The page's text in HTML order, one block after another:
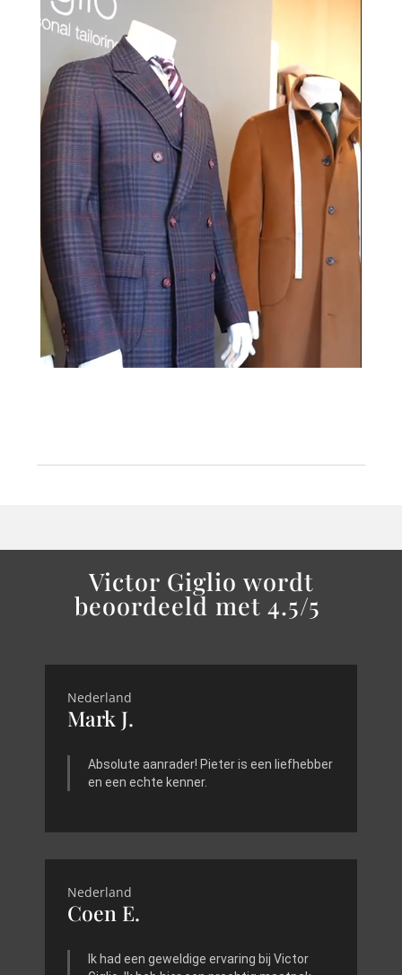
Victor Giglio wordt
beoordeeld met 4.5/5
Nederland
Mark J.
Absolute aanrader! Pieter is een liefhebber
en een echte kenner.
Nederland
Coen E.
Ik had een geweldige ervaring bij Victor